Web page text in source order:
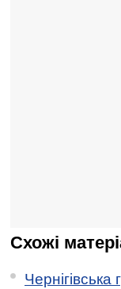
Схожі